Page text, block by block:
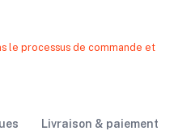
le processus de commande et
Livraison & paiement